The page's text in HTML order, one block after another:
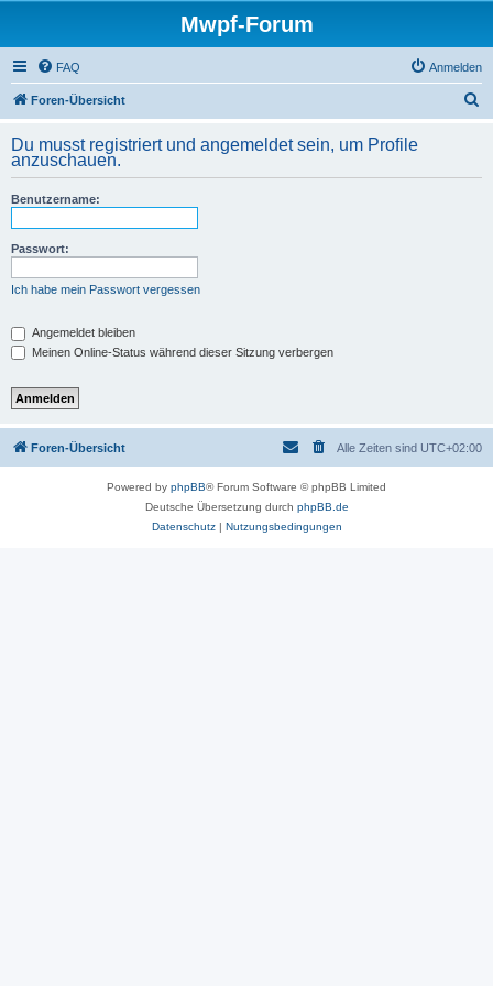
Mwpf-Forum
FAQ Anmelden
Foren-Übersicht
h
Du musst registriert und angemeldet sein, um Profile
anzuschauen.
Benutzername:
Passwort:
Ich habe mein Passwort vergessen
Angemeldet bleiben
Meinen Online-Status während dieser Sitzung verbergen
Foren-Übersicht Alle Zeiten sind UTC+02:00
Powered by phpBB® Forum Software © phpBB Limited
Deutsche Übersetzung durch phpBB.de
Datenschutz| Nutzungsbedingungen